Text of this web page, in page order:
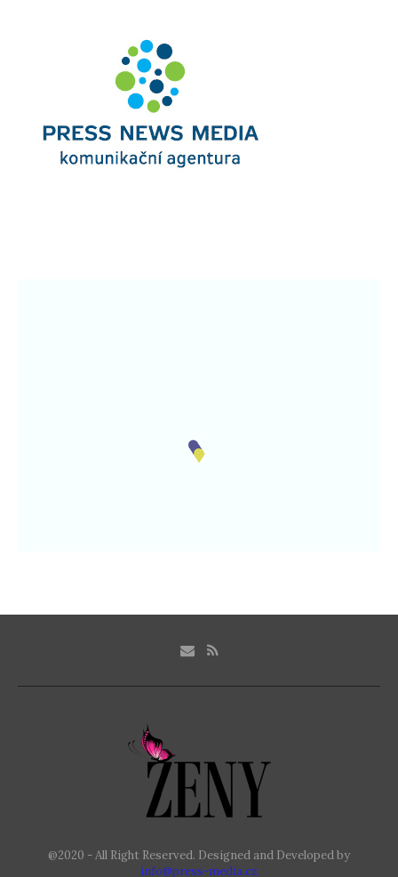
@2020 - All Right Reserved. Designed and Developed by
info@press-media.cz